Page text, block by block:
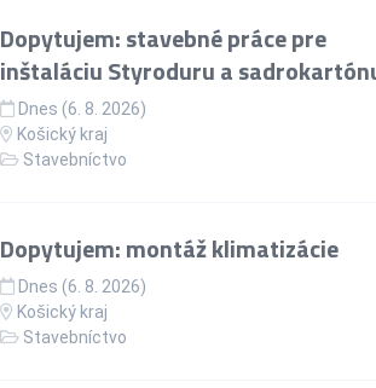
Dopytujem: stavebné práce pre
inštaláciu Styroduru a
Dnes (6. 8. 2026)
Košický kraj
Stavebníctvo
Dopytujem: montáž klimatizácie
Dnes (6. 8. 2026)
Košický kraj
Stavebníctvo